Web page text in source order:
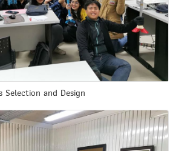
Selection and Design